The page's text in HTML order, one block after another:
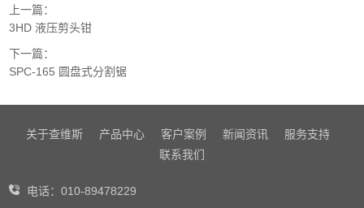
上一篇：
3HD 液压剪头钳
下一篇：
SPC-165 圆盘式分割锯
关于查维斯 产品中心 客户案例 新闻资讯
服务支持
联系我们
电话：010-89478229